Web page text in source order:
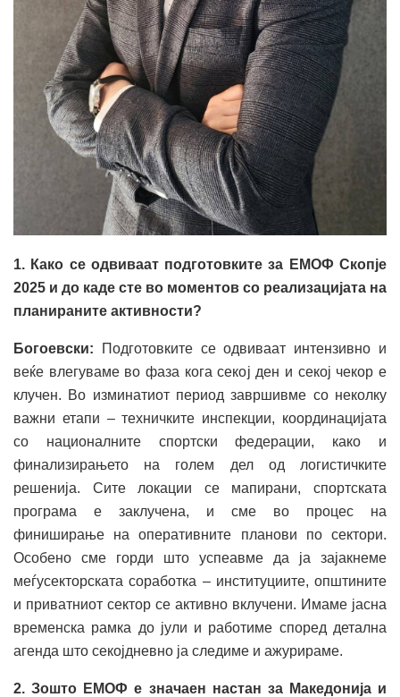
1. Како се одвиваат подготовките за ЕМОФ Скопје
2025 и до каде сте во моментов со реализацијата на
планираните активности?
Богоевски:
Подготовките се одвиваат интензивно и
веќе влегуваме во фаза кога секој ден и секој чекор е
клучен. Во изминатиот период завршивме со неколку
важни етапи – техничките инспекции, координацијата
со националните спортски федерации, како и
финализирањето на голем дел од логистичките
решенија. Сите локации се мапирани, спортската
програма е заклучена, и сме во процес на
финиширање на оперативните планови по сектори.
Особено сме горди што успеавме да ја зајакнеме
меѓусекторската соработка – институциите, општините
и приватниот сектор се активно вклучени. Имаме јасна
временска рамка до јули и работиме според детална
агенда што секојдневно ја следиме и ажурираме.
2. Зошто ЕМОФ е значаен настан за Македонија и